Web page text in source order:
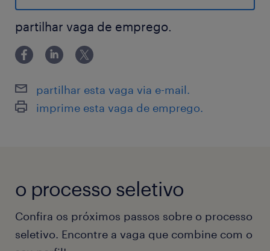
produtos aos nossos compradores,
melhorando sua experiência em nossa
plataforma. Em um mundo em constante
evolução, nossa capacidade para entregar
através do Mercado Livre tornou-se um
requisito para competir. Faça parte da equipe
regionais, através de um comércio que não
Imagine você empreendendo projetos
desafiadores, dinâmicos e inovadores, e
partilhar vaga de emprego.
partilhar esta vaga via e-mail.
imprime esta vaga de emprego.
o processo seletivo
Confira os próximos passos sobre o processo
seletivo. Encontre a vaga que combine com o